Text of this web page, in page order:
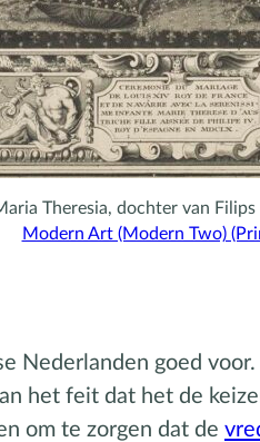
Theresia, dochter van
Modern Art (Modern Two)
Nederlanden goed
het feit dat het de
om te zorgen dat de